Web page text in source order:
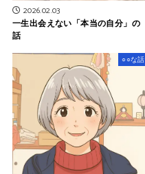
2026.02.03
一生出会えない「本当の自分」の
話
○○な話